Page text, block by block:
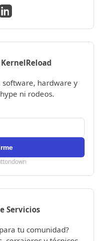
software, hardware y
ni rodeos.
Servicios
tu comunidad?